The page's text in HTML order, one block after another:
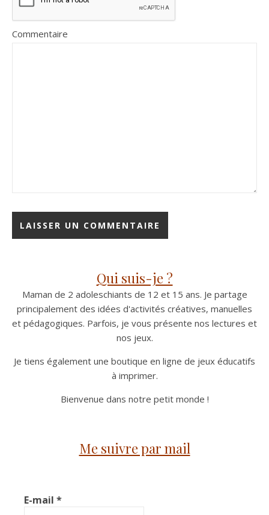
Commentaire
Qui suis-je ?
Maman de 2 adoleschiants de 12 et 15 ans. Je partage
principalement des idées d'activités créatives, manuelles
et pédagogiques. Parfois, je vous présente nos lectures et
nos jeux.
Je tiens également une boutique en ligne de jeux éducatifs
à imprimer.
Bienvenue dans notre petit monde !
Me suivre par mail
E-mail *